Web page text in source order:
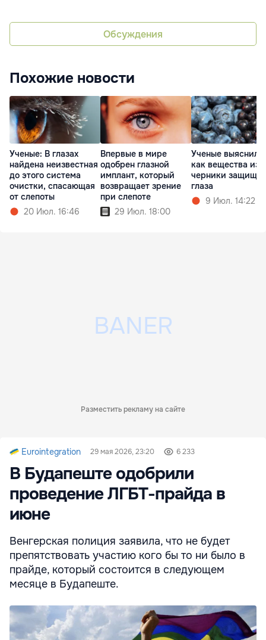
Обсуждения
Похожие новости
Ученые: В глазах
найдена неизвестная
до этого система
очистки, спасающая
от слепоты
20 Июл. 16:46
Впервые в мире
одобрен глазной
имплант, который
возвращает зрение
при слепоте
29 Июл. 18:00
Ученые выяснили,
как вещества из
черники
глаза
9 Июл. 14:22
Разместить рекламу на сайте
Eurointegration 29 мая 2026, 23:20 6 233
В Будапеште одобрили
проведение ЛГБТ-прайда в
июне
Венгерская полиция заявила, что не будет
препятствовать участию кого бы то ни было в
прайде, который состоится в следующем
месяце в Будапеште.